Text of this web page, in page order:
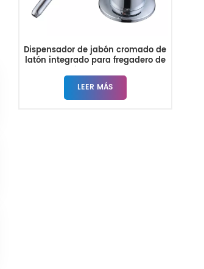
Dispensador de jabón cromado de
latón integrado para fregadero de
LEER MÁS